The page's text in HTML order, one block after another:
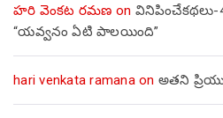
హరి వెంకట రమణ on వినిపించేకథలు-
“యవ్వనం ఏటి పాలయింది”
hari venkata ramanaon అతని